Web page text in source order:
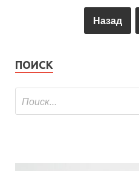
Назад
ПОИСК